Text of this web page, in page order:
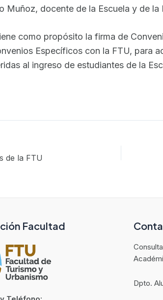
Muñoz, docente de la Escuela y de la
como propósito la firma de
Específicos con la FTU, para
al ingreso de estudiantes de la
de la FTU
Facultad
Dpto.